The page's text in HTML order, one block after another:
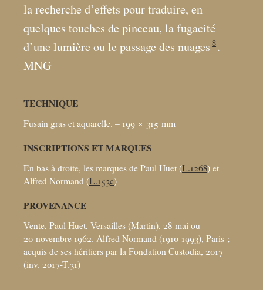
la recherche d’effets pour traduire, en
quelques touches de pinceau, la fugacité
d’une lumière ou le passage des nuages 8.
MNG
TECHNIQUE
Fusain gras et aquarelle. – 199 × 315 mm
INSCRIPTIONS ET MARQUES
En bas à droite, les marques de Paul Huet (L.1268) et
Alfred Normand (L.153c)
PROVENANCE
Vente, Paul Huet, Versailles (Martin), 28 mai ou
20 novembre 1962. Alfred Normand (1910-1993), Paris ;
acquis de ses héritiers par la Fondation Custodia, 2017
(inv. 2017-T.31)